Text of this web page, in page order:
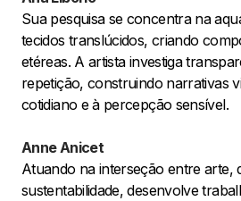
Sua pesquisa se concentra na
tecidos translúcidos, criando
etéreas. A artista investiga
repetição, construindo narrativas
cotidiano e à percepção sensível.
Anne Anicet
Atuando na interseção entre arte,
sustentabilidade, desenvolve